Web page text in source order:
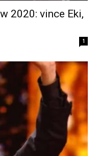
2020: vince Eki,
1